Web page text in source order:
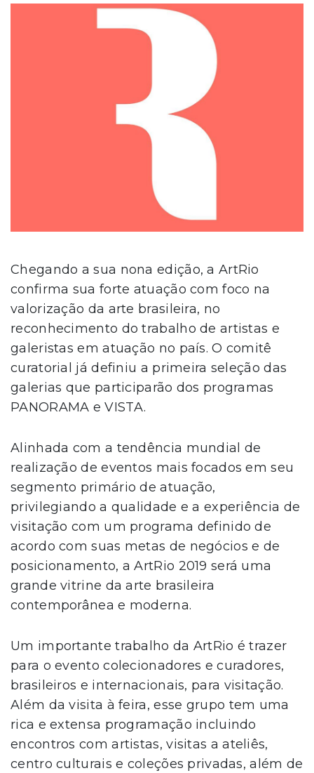
Chegando a sua nona edição, a ArtRio
confirma sua forte atuação com foco na
valorização da arte brasileira, no
reconhecimento do trabalho de artistas e
galeristas em atuação no país. O comitê
curatorial já definiu a primeira seleção das
galerias que participarão dos programas
PANORAMA e VISTA.
Alinhada com a tendência mundial de
realização de eventos mais focados em seu
segmento primário de atuação,
privilegiando a qualidade e a experiência de
visitação com um programa definido de
acordo com suas metas de negócios e de
posicionamento, a ArtRio 2019 será uma
grande vitrine da arte brasileira
contemporânea e moderna.
Um importante trabalho da ArtRio é trazer
para o evento colecionadores e curadores,
brasileiros e internacionais, para visitação.
Além da visita à feira, esse grupo tem uma
rica e extensa programação incluindo
encontros com artistas, visitas a ateliês,
centro culturais e coleções privadas, além de